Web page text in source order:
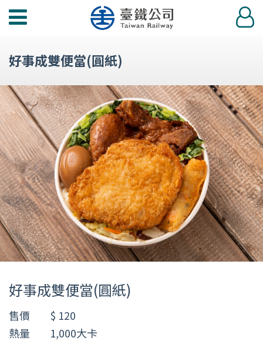
功
單
登
入
好事成雙便當(圓紙)
好事成雙便當(圓紙)
售價
$ 120
熱量
1,000大卡